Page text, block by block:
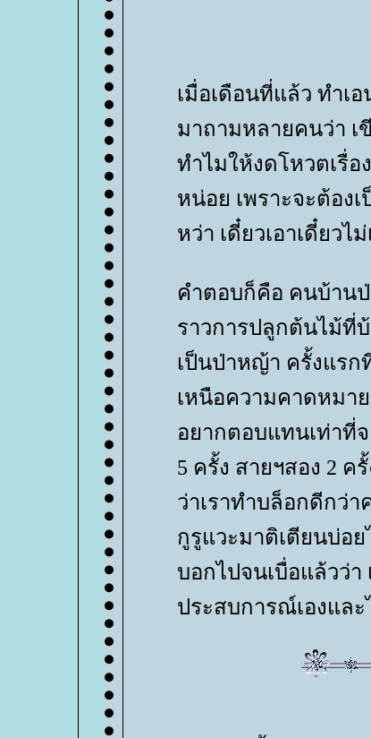
เมื่อเดือนที่แล้ว ทำเ
มาถามหลายคนว่า
ทำไมให้งดโหวตเรื่
หน่อย เพราะจะต้อง
หว่า เดี๋ยวเอาเดี๋ยวไ
คำตอบก็คือ คนบ้าน
ราวการปลูกต้นไม้ที่
เป็นป่าหญ้า ครั้งแรก
เหนือความคาดหมา
อยากตอบแทนเท่าที่
5 ครั้ง สายฯสอง 2 ค
ว่าเราทำบล็อกดีกว่
กูรูแวะมาติเตียนบ่อย
บอกไปจนเบื่อแล้วว่
ประสบการณ์เองแล